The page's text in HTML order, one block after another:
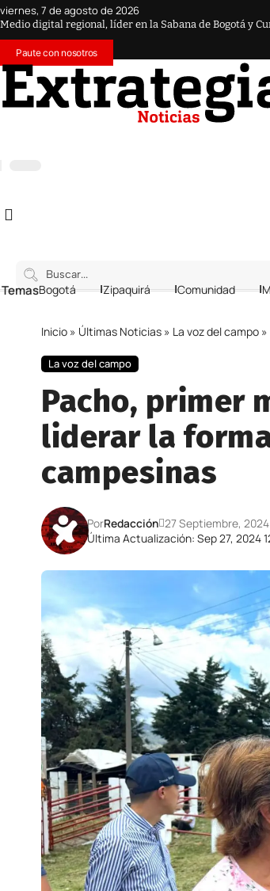
viernes, 7 de agosto de 2026
Medio digital regional, líder en la Sabana de Bogotá y
Paute con nosotros
Bogotá Zipaquirá Comunidad
Inicio » Últimas Noticias » La voz del campo »
La voz del campo
Pacho, primer
liderar la
campesinas
Última Actualización: Sep 27, 2024
PorRedacción 27 Septiembre, 2024